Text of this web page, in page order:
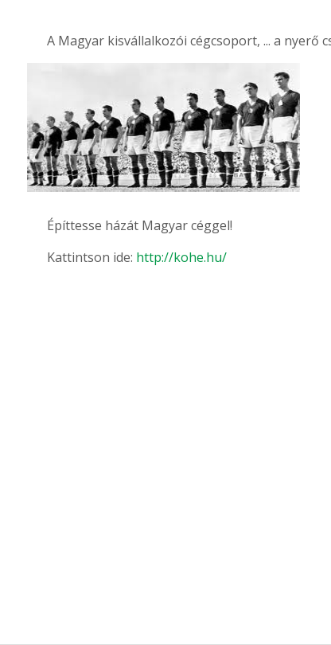
A Magyar kisvállalkozói cégcsoport, ... a nyerő
Építtesse házát Magyar céggel!
Kattintson ide: http://kohe.hu/